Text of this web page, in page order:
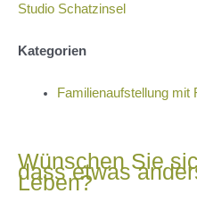
Studio Schatzinsel
Kategorien
Familienaufstellung mit
Wünschen Sie
dass etwas
Leben?